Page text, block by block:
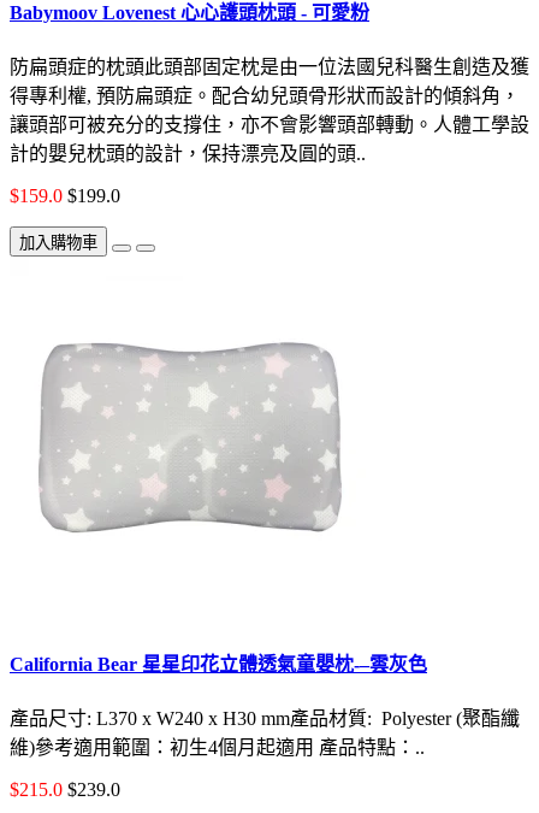
Babymoov Lovenest 心心護頭枕頭 - 可愛粉
防扁頭症的枕頭此頭部固定枕是由一位法國兒科醫生創造及獲
得專利權, 預防扁頭症。配合幼兒頭骨形狀而設計的傾斜角，
讓頭部可被充分的支撐住，亦不會影響頭部轉動。人體工學設
計的嬰兒枕頭的設計，保持漂亮及圓的頭..
$159.0 $199.0
加入購物車
California Bear 星星印花立體透氣童嬰枕-–雲灰色
產品尺寸: L370 x W240 x H30 mm產品材質: Polyester (聚酯纖
維)參考適用範圍：初生4個月起適用 產品特點：..
$215.0 $239.0